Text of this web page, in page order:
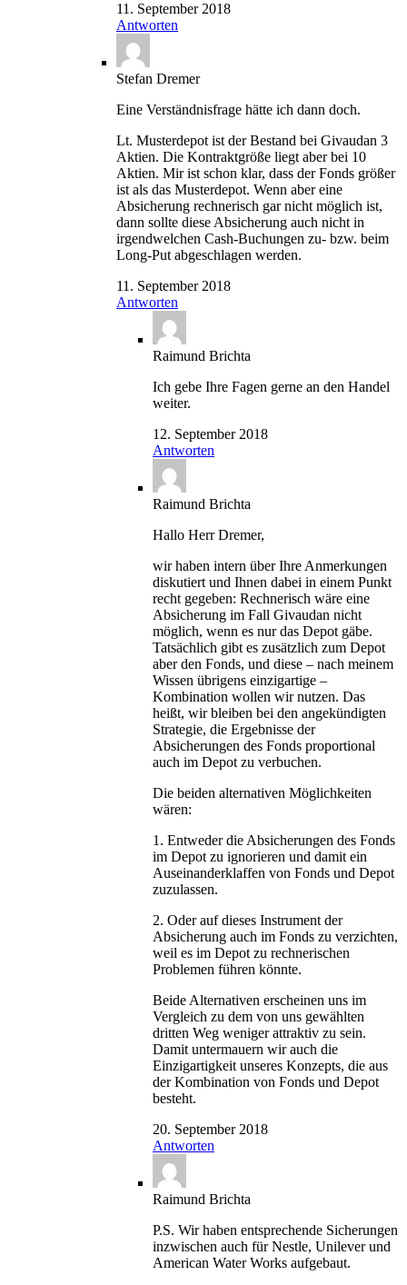
11. September 2018
Antworten
Stefan Dremer
Eine Verständnisfrage hätte ich dann doch.
Lt. Musterdepot ist der Bestand bei Givaudan 3
Aktien. Die Kontraktgröße liegt aber bei 10
Aktien. Mir ist schon klar, dass der Fonds größer
ist als das Musterdepot. Wenn aber eine
Absicherung rechnerisch gar nicht möglich ist,
dann sollte diese Absicherung auch nicht in
irgendwelchen Cash-Buchungen zu- bzw. beim
Long-Put abgeschlagen werden.
11. September 2018
Antworten
Raimund Brichta
Ich gebe Ihre Fagen gerne an den Handel
weiter.
12. September 2018
Antworten
Raimund Brichta
Hallo Herr Dremer,
wir haben intern über Ihre Anmerkungen
diskutiert und Ihnen dabei in einem Punkt
recht gegeben: Rechnerisch wäre eine
Absicherung im Fall Givaudan nicht
möglich, wenn es nur das Depot gäbe.
Tatsächlich gibt es zusätzlich zum Depot
aber den Fonds, und diese – nach meinem
Wissen übrigens einzigartige –
Kombination wollen wir nutzen. Das
heißt, wir bleiben bei den angekündigten
Strategie, die Ergebnisse der
Absicherungen des Fonds proportional
auch im Depot zu verbuchen.
Die beiden alternativen Möglichkeiten
wären:
1. Entweder die Absicherungen des Fonds
im Depot zu ignorieren und damit ein
Auseinanderklaffen von Fonds und Depot
zuzulassen.
2. Oder auf dieses Instrument der
Absicherung auch im Fonds zu verzichten,
weil es im Depot zu rechnerischen
Problemen führen könnte.
Beide Alternativen erscheinen uns im
Vergleich zu dem von uns gewählten
dritten Weg weniger attraktiv zu sein.
Damit untermauern wir auch die
Einzigartigkeit unseres Konzepts, die aus
der Kombination von Fonds und Depot
besteht.
20. September 2018
Antworten
Raimund Brichta
P.S. Wir haben entsprechende Sicherungen
inzwischen auch für Nestle, Unilever und
American Water Works aufgebaut.